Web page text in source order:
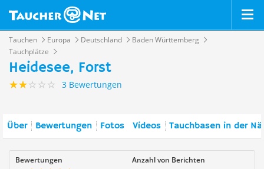
Tauchen Europa Deutschland
Baden Württemberg
Tauchplätze
Heidesee, Forst
3 Bewertungen
Über Bewertungen Fotos Videos Tauchbasen in der
Bewertungen Anzahl von Berichten